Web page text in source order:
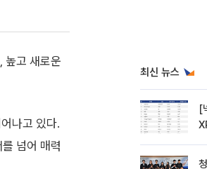
높고 새로운
나고 있다.
넘어 매력
최신 뉴스
[